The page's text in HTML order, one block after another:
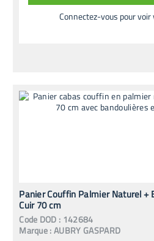
Connectez-vous pour
Panier Couffin Palmier Naturel +
Cuir 70 cm
Code DOD : 142684
Marque :AUBRY GASPARD